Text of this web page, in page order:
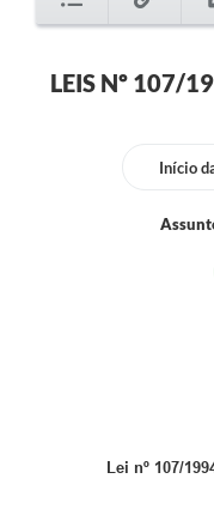
LEIS Nº 107/
Início
Lei nº 107/